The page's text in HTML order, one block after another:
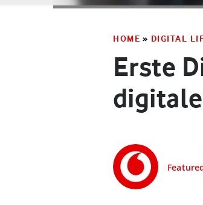
HOME » DIGITAL
Erste